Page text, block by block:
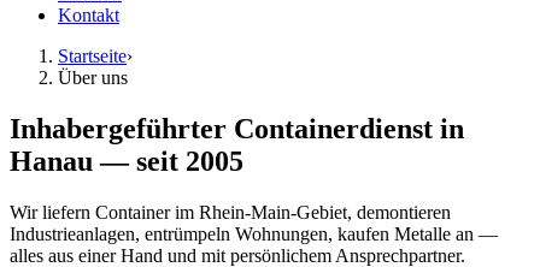
Kontakt
Startseite›
Über uns
Inhabergeführter Containerdienst in
Hanau — seit 2005
Wir liefern Container im Rhein-Main-Gebiet, demontieren
Industrieanlagen, entrümpeln Wohnungen, kaufen Metalle an —
alles aus einer Hand und mit persönlichem Ansprechpartner.